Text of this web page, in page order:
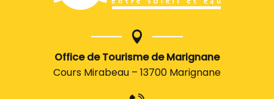
Office de Tourisme de Marignane
Cours Mirabeau – 13700 Marignane